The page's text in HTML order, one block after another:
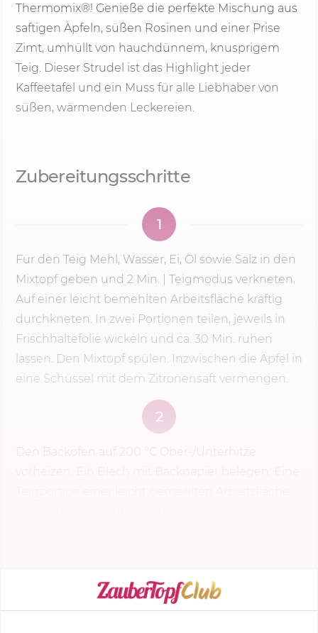
Thermomix®! Genieße die perfekte Mischung aus
saftigen Äpfeln, süßen Rosinen und einer Prise
Zimt, umhüllt von hauchdünnem, knusprigem
Teig. Dieser Strudel ist das Highlight jeder
Kaffeetafel und ein Muss für alle Liebhaber von
süßen, wärmenden Leckereien.
Zubereitungsschritte
1
Für den Teig Mehl, Wasser, Ei‚ Öl sowie Salz in den
Mixtopf geben und 2 Min.
| Teigmodus verkneten.
Auf einer leicht bemehlten Arbeitsfläche kräftig
durchkneten. In zwei Portionen teilen, jeweils in
Frischhaltefolie wickeln und ca. 30 Min. ruhen
lassen. Den Mixtopf spülen. Inzwischen die Äpfel in
eine Schüssel mit dem Zitronensaft vermengen.
2
Den Backofen auf
Ober-/Unterhitze
KOCHMODUS STARTEN